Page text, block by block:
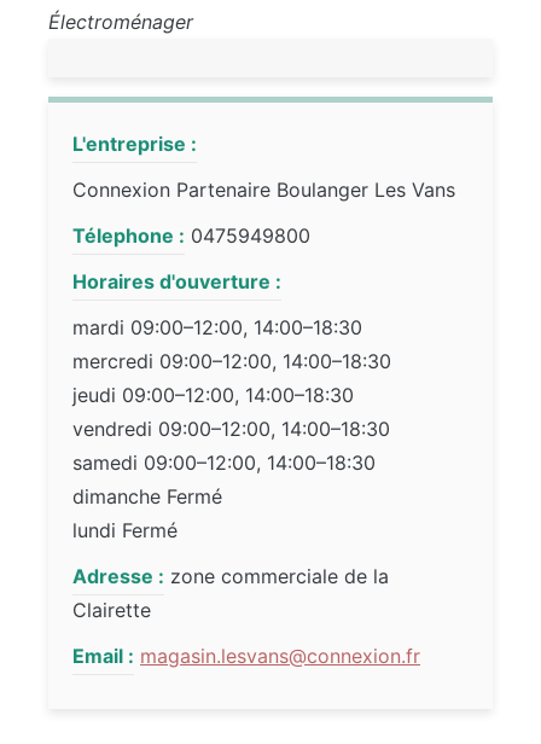
Électroménager
L'entreprise :
Connexion Partenaire Boulanger Les Vans
Télephone : 0475949800
Horaires d'ouverture :
mardi 09:00–12:00, 14:00–18:30
mercredi 09:00–12:00, 14:00–18:30
jeudi 09:00–12:00, 14:00–18:30
vendredi 09:00–12:00, 14:00–18:30
samedi 09:00–12:00, 14:00–18:30
dimanche Fermé
lundi Fermé
Adresse : zone commerciale de la
Clairette
Email : magasin.lesvans@connexion.fr